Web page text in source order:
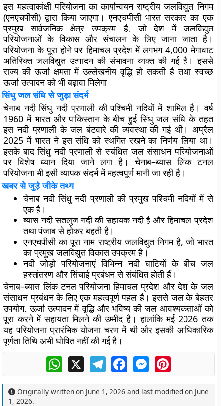
इस महत्वाकांक्षी परियोजना का कार्यान्वयन राष्ट्रीय जलविद्युत निगम
(एनएचपीसी) द्वारा किया जाएगा। एनएचपीसी भारत सरकार का एक
प्रमुख सार्वजनिक क्षेत्र उपक्रम है, जो देश में जलविद्युत
परियोजनाओं के विकास और संचालन के लिए जाना जाता है।
परियोजना के पूरा होने पर हिमाचल प्रदेश में लगभग 4,000 मेगावाट
अतिरिक्त जलविद्युत उत्पादन की संभावना व्यक्त की गई है। इससे
राज्य की ऊर्जा क्षमता में उल्लेखनीय वृद्धि हो सकती है तथा स्वच्छ
ऊर्जा उत्पादन को भी बढ़ावा मिलेगा।
सिंधु जल संधि से जुड़ा संदर्भ
चेनाब नदी सिंधु नदी प्रणाली की पश्चिमी नदियों में शामिल है। वर्ष
1960 में भारत और पाकिस्तान के बीच हुई सिंधु जल संधि के तहत
इस नदी प्रणाली के जल बंटवारे की व्यवस्था की गई थी। अप्रैल
2025 में भारत ने इस संधि को स्थगित रखने का निर्णय लिया था।
इसके बाद सिंधु नदी प्रणाली से संबंधित जल संसाधन परियोजनाओं
पर विशेष ध्यान दिया जाने लगा है। चेनाब–ब्यास लिंक टनल
परियोजना भी इसी व्यापक संदर्भ में महत्वपूर्ण मानी जा रही है।
खबर से जुड़े जीके तथ्य
चेनाब नदी सिंधु नदी प्रणाली की प्रमुख पश्चिमी नदियों में से
एक है।
ब्यास नदी सतलुज नदी की सहायक नदी है और हिमाचल प्रदेश
तथा पंजाब से होकर बहती है।
एनएचपीसी का पूरा नाम राष्ट्रीय जलविद्युत निगम है, जो भारत
का प्रमुख जलविद्युत विकास उपक्रम है।
नदी जोड़ो परियोजनाएं विभिन्न नदी घाटियों के बीच जल
हस्तांतरण और सिंचाई प्रबंधन से संबंधित होती हैं।
चेनाब–ब्यास लिंक टनल परियोजना हिमाचल प्रदेश और देश के जल
संसाधन प्रबंधन के लिए एक महत्वपूर्ण पहल है। इससे जल के बेहतर
उपयोग, ऊर्जा उत्पादन में वृद्धि और भविष्य की जल आवश्यकताओं को
पूरा करने में सहायता मिलने की उम्मीद है। हालांकि मई 2026 तक
यह परियोजना प्रारंभिक योजना चरण में थी और इसकी आधिकारिक
पूर्णता तिथि अभी घोषित नहीं की गई है।
WhatsApp
X TelegramFacebookMessengerPinterest
Originally written on June 1, 2026 and last modified on June
1, 2026.